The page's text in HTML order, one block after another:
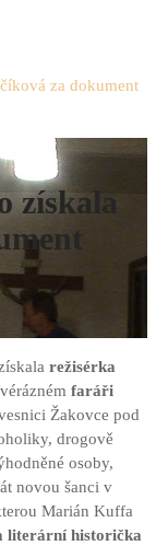
za dokument
získala
režisérka
faráři
Žakovce pod
drogově
osoby,
novou šanci v
Marián Kuffa
literární historička